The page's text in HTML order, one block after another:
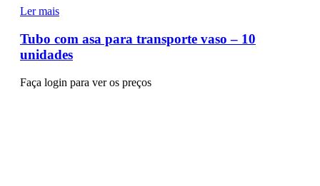
Ler mais
Tubo com asa para transporte vaso – 10
unidades
Faça login para ver os preços